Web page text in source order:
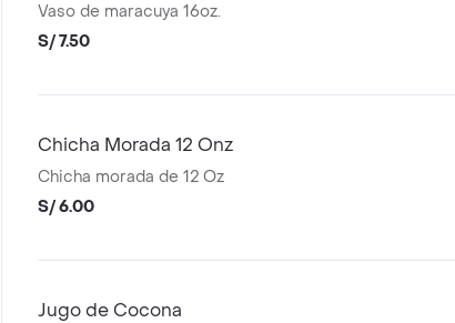
Vaso de maracuya 16oz.
S/ 7.50
Chicha Morada 12 Onz
Chicha morada de 12 Oz
S/ 6.00
Jugo de Cocona